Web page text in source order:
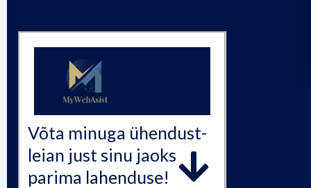
Võta minuga ühendust-
leian just sinu jaoks
parima lahenduse!